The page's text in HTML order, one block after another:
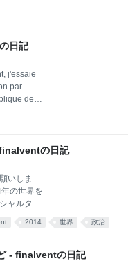
une suite
du
日記
j'essaie
par
de
offre
Et par
la
の日記
いしま
の世界を
ャルタイ
ふむと読
こと。 今
されてい
2014 世界 政治
- finalventの日記